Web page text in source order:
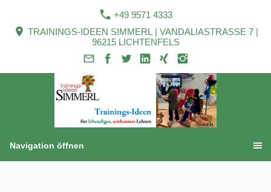
+49 9571 4333
TRAININGS-IDEEN SIMMERL | VANDALIASTRASSE 7 |
96215 LICHTENFELS
Navigation öffnen